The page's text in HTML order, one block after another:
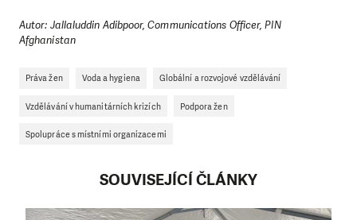
Autor: Jallaluddin Adibpoor, Communications Officer, PIN
Afghanistan
Práva žen Voda a hygiena Globální a rozvojové vzdělávání
Vzdělávání v humanitárních krizích Podpora žen
Spolupráce s místními organizacemi
SOUVISEJÍCÍ ČLÁNKY